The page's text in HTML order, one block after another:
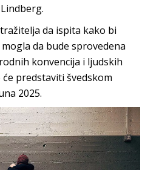
da ispita kako bi
da bude sprovedena
konvencija i ljudskih
predstaviti švedskom
2025.